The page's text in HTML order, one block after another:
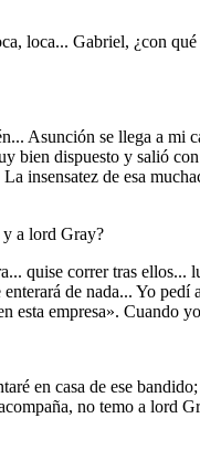
Gabriel, ¿con qué
Asunción se llega a mi
bien dispuesto y salió
insensatez de esa
y a lord Gray?
correr tras ellos...
de nada... Yo
empresa». Cuando
en casa de ese
no temo a lord